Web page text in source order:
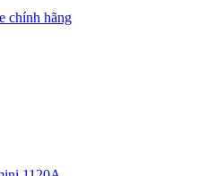
chính hãng